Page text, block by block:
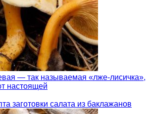
— так называемая «лже-лисичка»,
настоящей
заготовки салата из баклажанов